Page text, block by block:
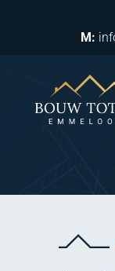
M: